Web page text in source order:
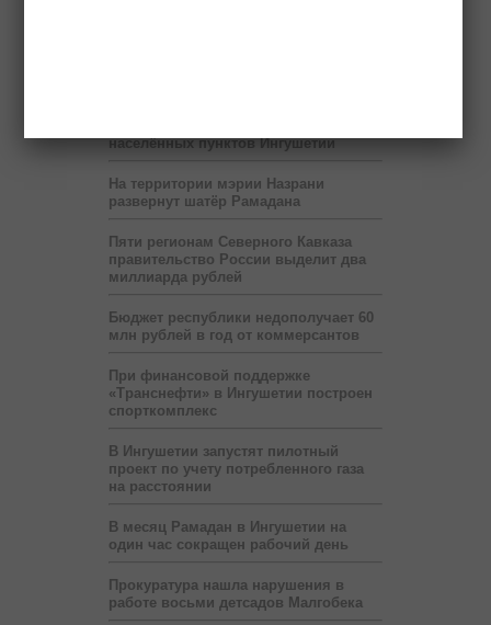
населённых пунктов Ингушетии
На территории мэрии Назрани
развернут шатёр Рамадана
Пяти регионам Северного Кавказа
правительство России выделит два
миллиарда рублей
Бюджет республики недополучает 60
млн рублей в год от коммерсантов
При финансовой поддержке
«Транснефти» в Ингушетии построен
спорткомплекс
В Ингушетии запустят пилотный
проект по учету потребленного газа
на расстоянии
В месяц Рамадан в Ингушетии на
один час сокращен рабочий день
Прокуратура нашла нарушения в
работе восьми детсадов Малгобека